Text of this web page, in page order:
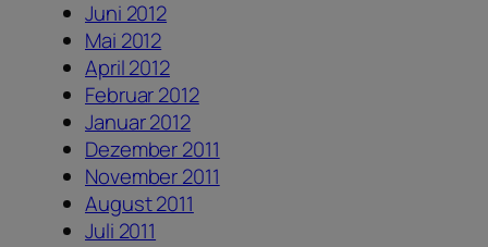
Juni 2012
Mai 2012
April 2012
Februar 2012
Januar 2012
Dezember 2011
November 2011
August 2011
Juli 2011